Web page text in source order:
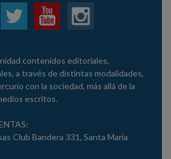
contenidos editoriales,
a través de distintas modalidades,
con la sociedad, más allá de la
escritos.
Club Bandera 331, Santa María